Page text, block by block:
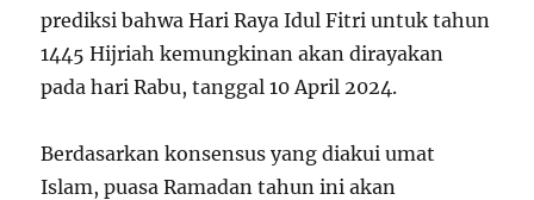
prediksi bahwa Hari Raya Idul Fitri untuk tahun
1445 Hijriah kemungkinan akan dirayakan
pada hari Rabu, tanggal 10 April 2024.
Berdasarkan konsensus yang diakui umat
Islam, puasa Ramadan tahun ini akan